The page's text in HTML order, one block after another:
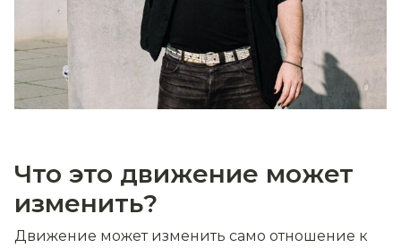
Что это движение может
изменить?
Движение может изменить само отношение к